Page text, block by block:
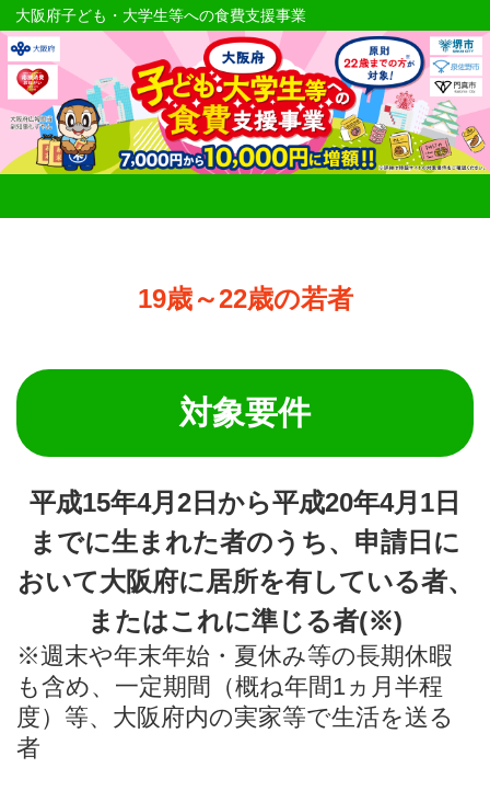
大阪府子ども・大学生等への食費支援事業
19歳～22歳の若者
対象要件
平成15年4月2日から平成20年4月1日
までに生まれた者のうち、 申請日に
おいて大阪府に居所を有している者、
またはこれに準じる者(※)
※週末や年末年始・夏休み等の長期休暇
も含め、一定期間（概ね年間1ヵ月半程
度）等、大阪府内の実家等で生活を送る
者